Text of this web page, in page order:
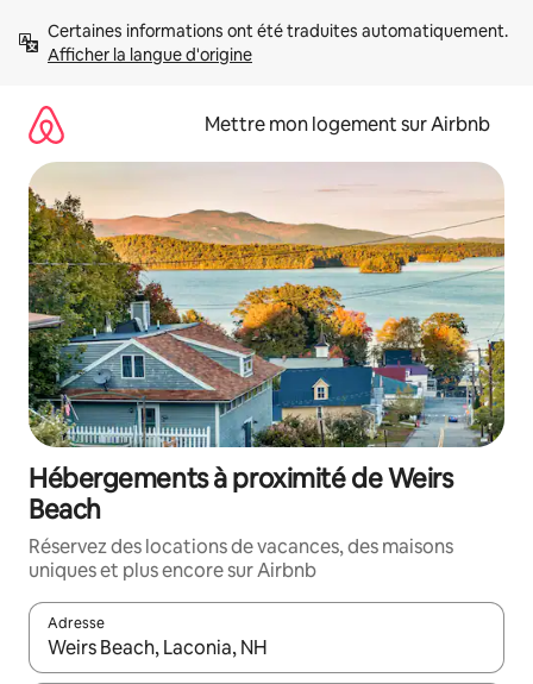
directement
Afficher la langue d'origine
Mettre mon logement sur Airbnb
Hébergements à proximité de Weirs
Beach
Réservez des locations de vacances, des maisons
uniques et plus encore sur Airbnb
Adresse
Lorsque les résultats s'affichent, utilisez les flèches vers le